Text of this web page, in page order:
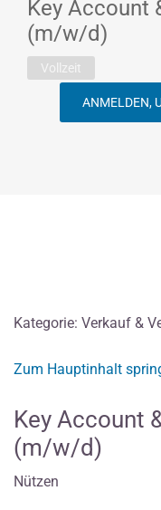
Key Account
(m/w/d)
Vollzeit
ANMELDEN,
Kategorie: Verkauf &
Zum Hauptinhalt
Key Account
(m/w/d)
Nützen